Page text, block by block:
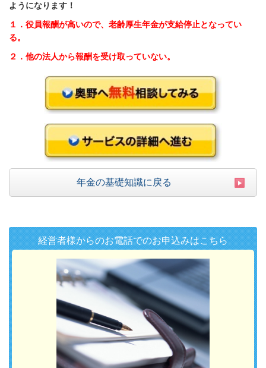
ようになります！
１．役員報酬が高いので、老齢厚生年金が支給停止となってい
る。
２．他の法人から報酬を受け取っていない。
年金の基礎知識に戻る
経営者様からのお電話でのお申込みはこちら